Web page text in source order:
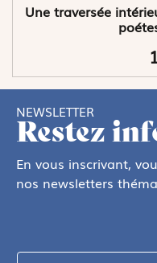
Une traversée
NEWSLETTER
Restez
En vous inscrivant,
nos newsletters